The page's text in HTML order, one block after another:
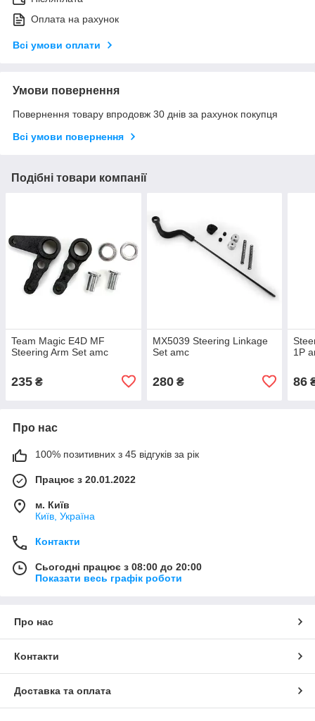
Оплата на рахунок
Всі умови оплати
Умови повернення
Повернення товару впродовж 30 днів за рахунок покупця
Всі умови повернення
Подібні товари компанії
Team Magic E4D MF
Steering Arm Set amc
235 ₴
MX5039 Steering Linkage
Set amc
280₴
1P
86
Про нас
100% позитивних з 45 відгуків за рік
Працює з 20.01.2022
м. Київ
Київ, Україна
Контакти
Сьогодні працює з 08:00 до 20:00
Показати весь графік роботи
Про нас
Контакти
Доставка та оплата